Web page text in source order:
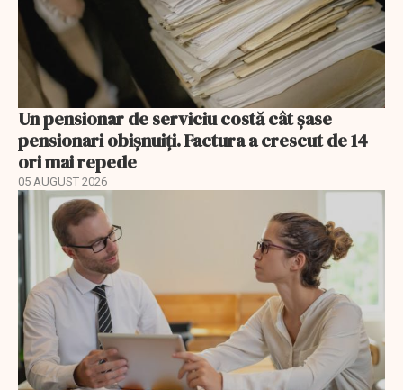
Un pensionar de serviciu costă cât șase
pensionari obișnuiți. Factura a crescut de 14
ori mai repede
05 AUGUST 2026